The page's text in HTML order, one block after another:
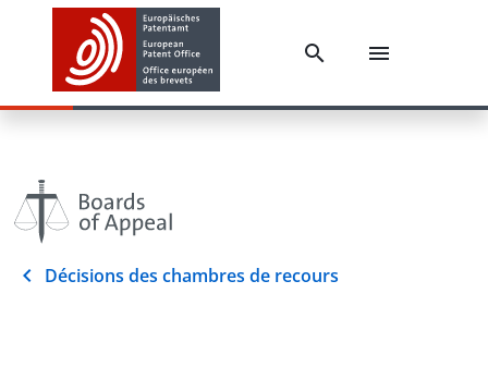
Décisions des chambres de recours